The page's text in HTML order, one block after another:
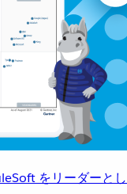
をリーダーと